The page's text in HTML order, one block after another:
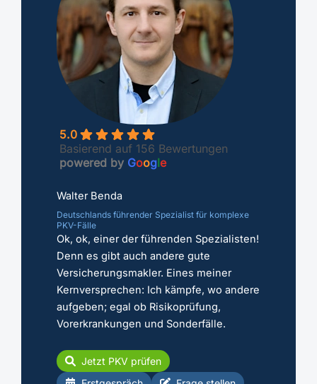
5.0
Basierend auf 156 Bewertungen
powered by Google
Walter Benda
Deutschlands führender Spezialist für komplexe
PKV-Fälle
Ok, ok, einer der führenden Spezialisten!
Denn es gibt auch andere gute
Versicherungsmakler. Eines meiner
Kernversprechen: Ich kämpfe, wo andere
aufgeben; egal ob Risikoprüfung,
Vorerkrankungen und Sonderfälle.
Jetzt PKV prüfen